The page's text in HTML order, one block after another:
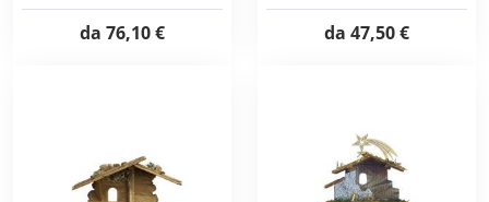
da 76,10 €
da 47,50 €